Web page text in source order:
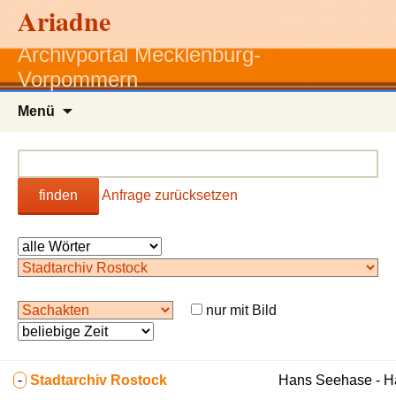
Ariadne
Archivportal Mecklenburg-
Vorpommern
Menü
finden Anfrage zurücksetzen
nur mit Bild
- Stadtarchiv Rostock Hans Seehase -